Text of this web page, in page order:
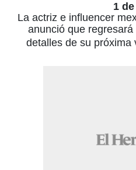
1
La actriz e influencer
anunció que
detalles de su próxima